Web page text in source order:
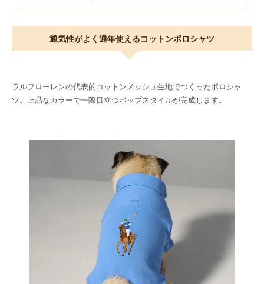
通気性がよく通年使えるコットンポロシャツ
ラルフローレンの代表的コットンメッシュ生地でつくったポロシャ
ツ。上品なカラーで一際目立つポップスタイルが完成します。